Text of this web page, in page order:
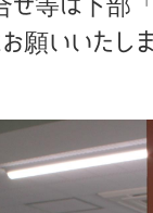
願いいたし